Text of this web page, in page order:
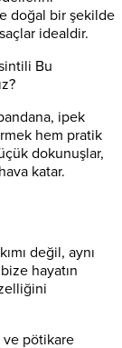
doğal bir şekilde
idealdir.
ipek
hem pratik
dokunuşlar,
katar.
değil, aynı
hayatın
ve pötikare